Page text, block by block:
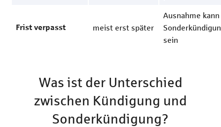
Frist verpasst meist erst später
Ausnahme
sein
Was ist der Unterschied
zwischen Kündigung und
Sonderkündigung?